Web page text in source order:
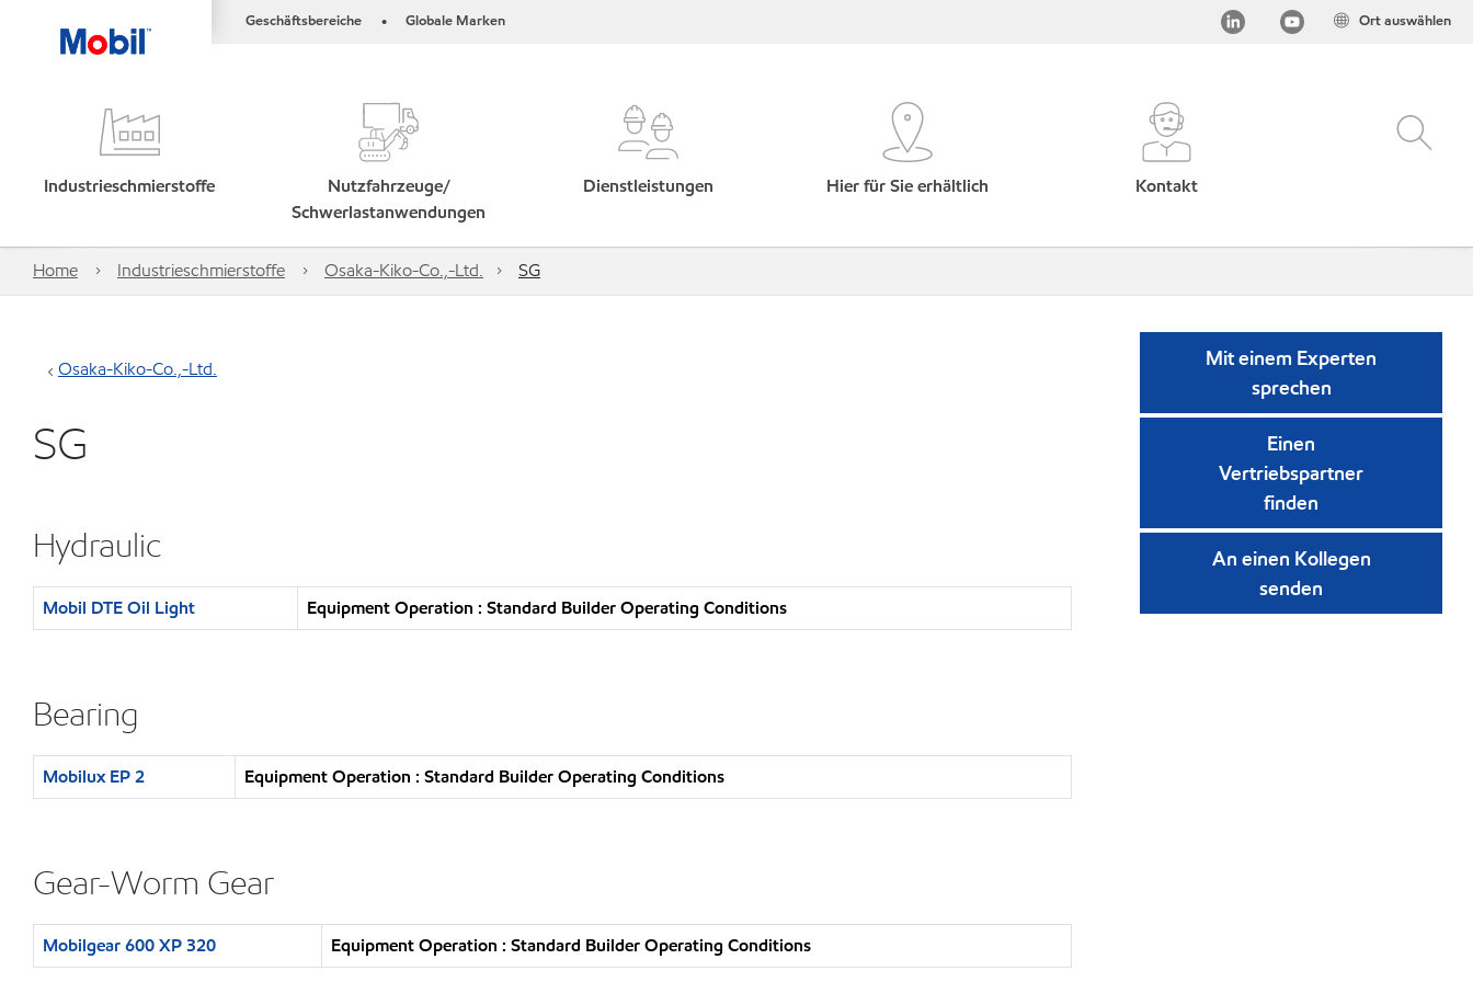
Geschäftsbereiche • Globale Marken Ort auswählen
Industrieschmierstoffe
Nutzfahrzeuge/
Schwerlastanwendungen
Dienstleistungen Hier für Sie erhältlich Kontakt
Home Industrieschmierstoffe Osaka-Kiko-Co.,-Ltd. SG
Osaka-Kiko-Co.,-Ltd.
SG
Hydraulic
Mobil DTE Oil Light Equipment Operation : Standard Builder Operating Conditions
Bearing
Mobilux EP 2 Equipment Operation : Standard Builder Operating Conditions
Gear-Worm Gear
Mobilgear 600 XP 320 Equipment Operation : Standard Builder Operating Conditions
Mit einem Experten
sprechen
Einen
Vertriebspartner
finden
An einen Kollegen
senden